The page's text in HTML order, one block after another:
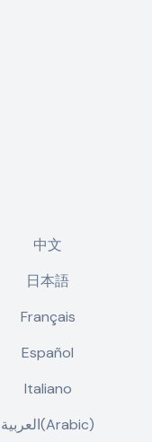
中文
日本語
Français
Español
Italiano
العربية(Arabic)